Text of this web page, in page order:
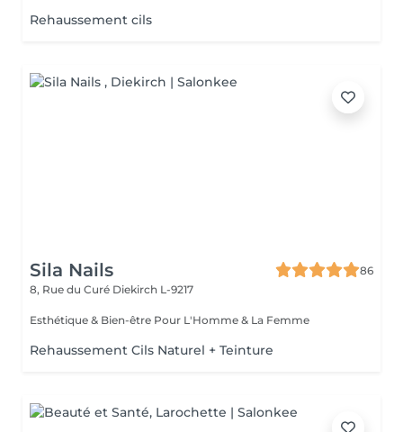
Rehaussement cils
Sila Nails
86
8, Rue du Curé Diekirch L-9217
Esthétique & Bien-être Pour L'Homme & La Femme
Rehaussement Cils Naturel + Teinture